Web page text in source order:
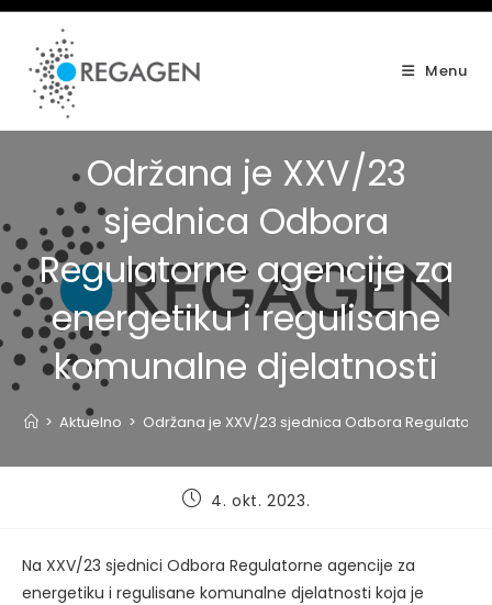
Skip
content
Menu
Održana je XXV/23
sjednica Odbora
Regulatorne agencije za
energetiku i regulisane
komunalne djelatnosti
> Aktuelno > Održana je XXV/23 sjednica Odbora
Post4. okt. 2023.
Na XXV/23 sjednici Odbora Regulatorne agencije za
energetiku i regulisane komunalne djelatnosti koja je